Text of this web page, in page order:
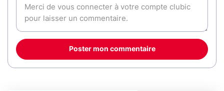
Poster mon commentaire